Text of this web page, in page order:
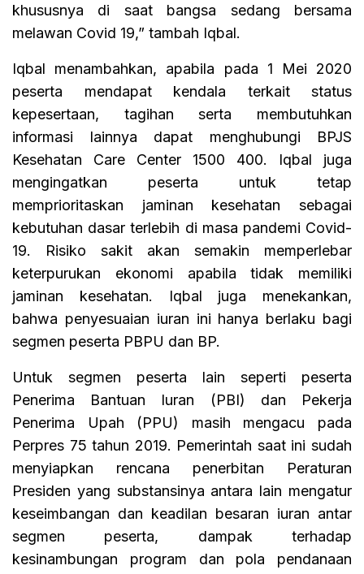
khususnya di saat bangsa sedang bersama
melawan Covid 19,” tambah Iqbal.
Iqbal menambahkan, apabila pada 1 Mei 2020
peserta mendapat kendala terkait status
kepesertaan, tagihan serta membutuhkan
informasi lainnya dapat menghubungi BPJS
Kesehatan Care Center 1500 400. Iqbal juga
mengingatkan peserta untuk tetap
memprioritaskan jaminan kesehatan sebagai
kebutuhan dasar terlebih di masa pandemi Covid-
19. Risiko sakit akan semakin memperlebar
keterpurukan ekonomi apabila tidak memiliki
jaminan kesehatan. Iqbal juga menekankan,
bahwa penyesuaian iuran ini hanya berlaku bagi
segmen peserta PBPU dan BP.
Untuk segmen peserta lain seperti peserta
Penerima Bantuan Iuran (PBI) dan Pekerja
Penerima Upah (PPU) masih mengacu pada
Perpres 75 tahun 2019. Pemerintah saat ini sudah
menyiapkan rencana penerbitan Peraturan
Presiden yang substansinya antara lain mengatur
keseimbangan dan keadilan besaran iuran antar
segmen peserta, dampak terhadap
kesinambungan program dan pola pendanaan